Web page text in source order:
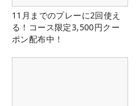
11月までのプレーに2回使え
る！コース限定3,500円クー
ポン配布中！